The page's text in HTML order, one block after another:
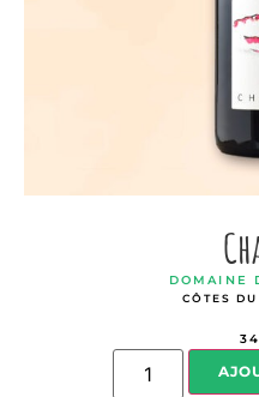
DOMAINE
CÔTES